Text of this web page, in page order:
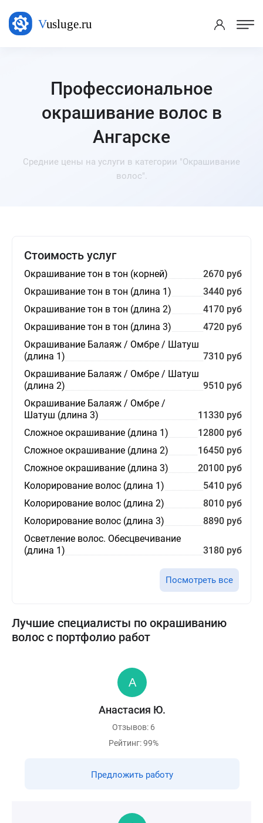
Профессиональное
окрашивание волос в
Ангарске
Средние цены на услуги в категории "Окрашивание
волос".
Стоимость услуг
Окрашивание тон в тон (корней)
2670 руб
Окрашивание тон в тон (длина 1)
3440 руб
Окрашивание тон в тон (длина 2)
4170 руб
Окрашивание тон в тон (длина 3)
4720 руб
Окрашивание Балаяж / Омбре / Шатуш
(длина 1)
7310 руб
Окрашивание Балаяж / Омбре / Шатуш
(длина 2)
9510 руб
Окрашивание Балаяж / Омбре /
Шатуш (длина 3)
11330 руб
Сложное окрашивание (длина 1)
12800 руб
Сложное окрашивание (длина 2)
16450 руб
Сложное окрашивание (длина 3)
20100 руб
Колорирование волос (длина 1)
5410 руб
Колорирование волос (длина 2)
8010 руб
Колорирование волос (длина 3)
8890 руб
Осветление волос. Обесцвечивание
(длина 1)
3180 руб
Посмотреть все
Лучшие специалисты по окрашиванию
волос с портфолио работ
Анастасия Ю.
Отзывов: 6
Рейтинг: 99%
Предложить работу